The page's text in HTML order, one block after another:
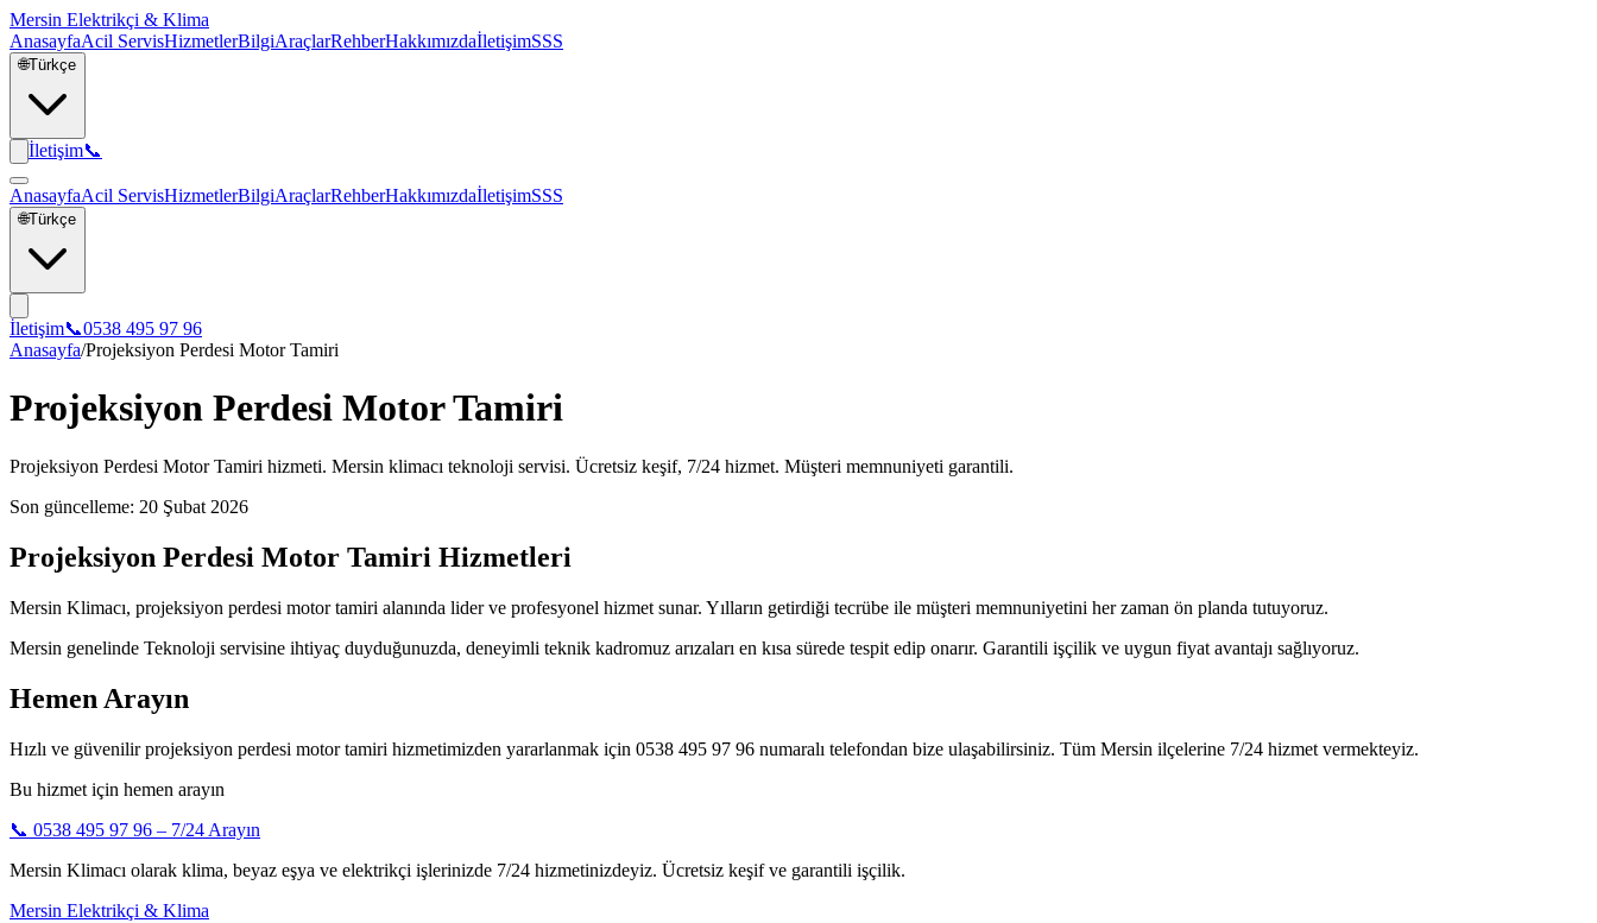
Mersin Elektrikçi & Klima
AnasayfaAcil ServisHizmetlerBilgiAraçlarRehberHakkımızdaİletişimSSS
🌐Türkçe
İletişim📞
AnasayfaAcil ServisHizmetlerBilgiAraçlarRehberHakkımızdaİletişimSSS
🌐Türkçe
İletişim📞0538 495 97 96
Anasayfa/Projeksiyon Perdesi Motor Tamiri
Projeksiyon Perdesi Motor Tamiri
Projeksiyon Perdesi Motor Tamiri hizmeti. Mersin klimacı teknoloji servisi. Ücretsiz keşif, 7/24 hizmet. Müşteri memnuniyeti garantili.
Son güncelleme: 20 Şubat 2026
Projeksiyon Perdesi Motor Tamiri Hizmetleri
Mersin Klimacı, projeksiyon perdesi motor tamiri alanında lider ve profesyonel hizmet sunar. Yılların getirdiği tecrübe ile müşteri memnuniyetini her zaman ön planda tutuyoruz.
Mersin genelinde Teknoloji servisine ihtiyaç duyduğunuzda, deneyimli teknik kadromuz arızaları en kısa sürede tespit edip onarır. Garantili işçilik ve uygun fiyat avantajı sağlıyoruz.
Hemen Arayın
Hızlı ve güvenilir projeksiyon perdesi motor tamiri hizmetimizden yararlanmak için 0538 495 97 96 numaralı telefondan bize ulaşabilirsiniz. Tüm Mersin ilçelerine 7/24 hizmet vermekteyiz.
Bu hizmet için hemen arayın
📞 0538 495 97 96 – 7/24 Arayın
Mersin Klimacı olarak klima, beyaz eşya ve elektrikçi işlerinizde 7/24 hizmetinizdeyiz. Ücretsiz keşif ve garantili işçilik.
Mersin Elektrikçi & Klima